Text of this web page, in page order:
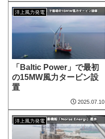
洋上風力発電
「Baltic Power」で最初
の15MW風力タービン設
置
2025.07.10
洋上風力発電